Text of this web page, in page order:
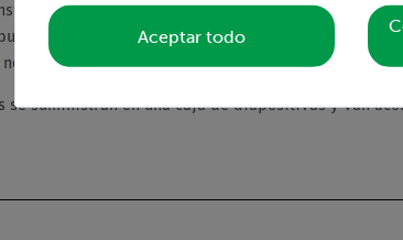
del bronquio (conexión de las vías
como condición preexistente y factor de
neumonía influenzal como enfermedad pulmonar
se suministran en una caja de diapositivas y van
Aceptar todo